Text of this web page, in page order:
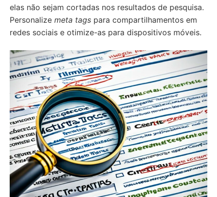
elas não sejam cortadas nos resultados de pesquisa.
Personalize meta tags para compartilhamentos em
redes sociais e otimize-as para dispositivos móveis.